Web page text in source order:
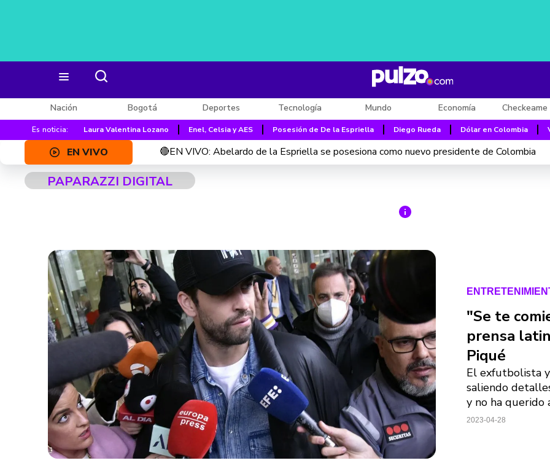
Nación Bogotá Deportes Tecnología Mundo Economía
Es noticia: Laura Valentina Lozano Enel, Celsia y AES Posesión de De la Espriella Diego Rueda Dólar en Colombia
EN VIVO 🔴EN VIVO: Abelardo de la Espriella se posesiona como nuevo presidente de Colombia
PAPARAZZI DIGITAL
"Se te
prensa
Piqué
El exfutbolista
saliendo
y no ha querido
2023-04-28